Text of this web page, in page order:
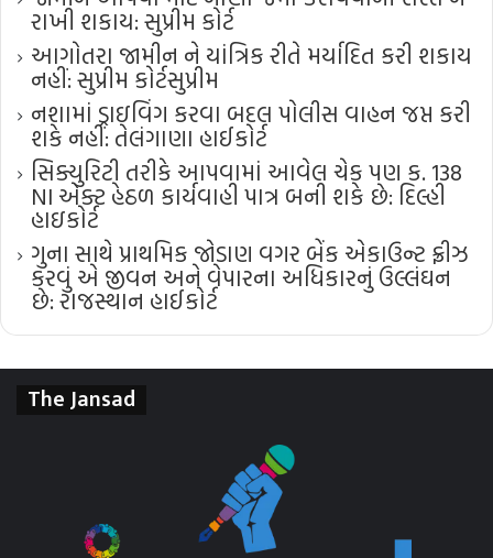
રાખી શકાય: સુપ્રીમ કોર્ટ
આગોતરા જામીન ને યાંત્રિક રીતે મર્યાદિત કરી શકાય
નહીં: સુપ્રીમ કોર્ટ​સુપ્રીમ
નશામાં ડ્રાઇવિંગ કરવા બદલ પોલીસ વાહન જપ્ત કરી
શકે નહીં: તેલંગાણા હાઈકોર્ટ
સિક્યુરિટી તરીકે આપવામાં આવેલ ચેક પણ ક. 138
NI એક્ટ હેઠળ કાર્યવાહી પાત્ર બની શકે છે: દિલ્હી
હાઇકોર્ટ
ગુના સાથે પ્રાથમિક જોડાણ વગર બેંક એકાઉન્ટ ફ્રીઝ
કરવું એ જીવન અને વેપારના અધિકારનું ઉલ્લંઘન
છે: રાજસ્થાન હાઈકોર્ટ
The Jansad